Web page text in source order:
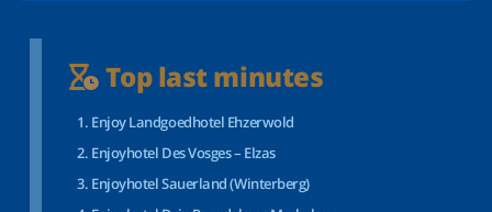
Top last minutes
Enjoy Landgoedhotel Ehzerwold
Enjoyhotel Des Vosges – Elzas
Enjoyhotel Sauerland (Winterberg)